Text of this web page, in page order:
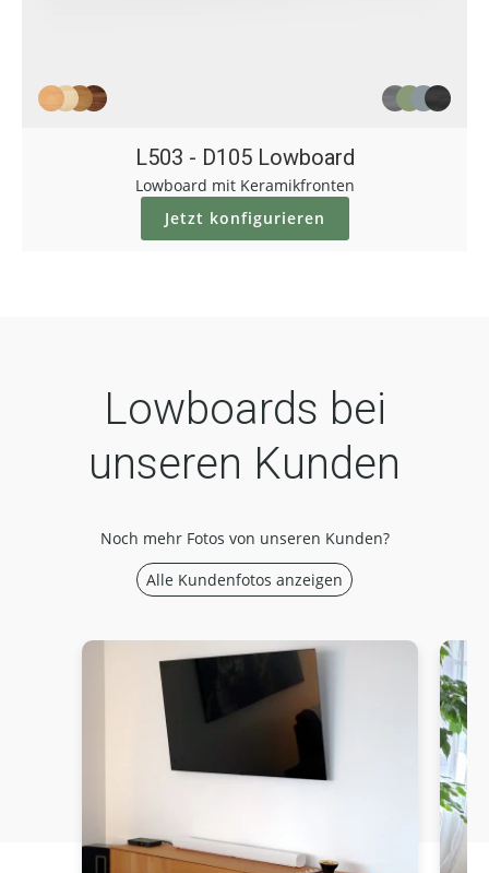
L503 - D105 Lowboard
Lowboard mit Keramikfronten
Jetzt konfigurieren
Lowboards bei
unseren Kunden
Noch mehr Fotos von unseren Kunden?
Alle Kundenfotos anzeigen